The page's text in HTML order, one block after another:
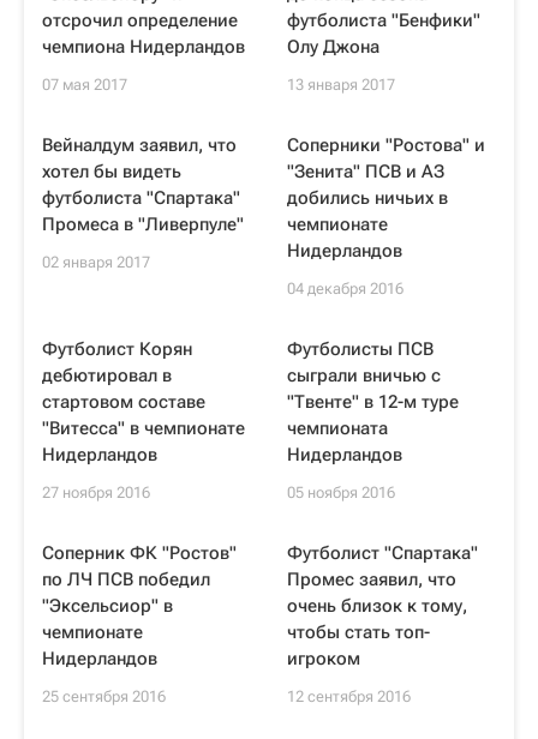
отсрочил определение
чемпиона Нидерландов
07 мая 2017
футболиста "Бенфики"
Олу Джона
13 января 2017
Вейналдум заявил, что
хотел бы видеть
футболиста "Спартака"
Промеса в "Ливерпуле"
02 января 2017
Соперники "Ростова" и
"Зенита" ПСВ и АЗ
добились ничьих в
чемпионате
Нидерландов
04 декабря 2016
Футболист Корян
дебютировал в
стартовом составе
"Витесса" в чемпионате
Нидерландов
27 ноября 2016
Футболисты ПСВ
сыграли вничью с
"Твенте" в 12-м туре
чемпионата
Нидерландов
05 ноября 2016
Соперник ФК "Ростов"
по ЛЧ ПСВ победил
"Эксельсиор" в
чемпионате
Нидерландов
25 сентября 2016
Футболист "Спартака"
Промес заявил, что
очень близок к тому,
чтобы стать топ-
игроком
12 сентября 2016